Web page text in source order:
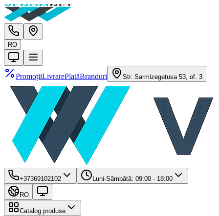
RO
PromoțiiLivrarePlatăBranduri Str. Sarmizegetusa 53, of. 3
+37369102102 Luni-Sâmbătă: 09:00 - 18:00
RO
Catalog produse